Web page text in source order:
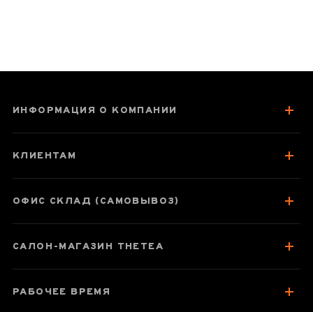
ИНФОРМАЦИЯ О КОМПАНИИ
КЛИЕНТАМ
ОФИС СКЛАД (САМОВЫВОЗ)
САЛОН-МАГАЗИН THETEA
РАБОЧЕЕ ВРЕМЯ